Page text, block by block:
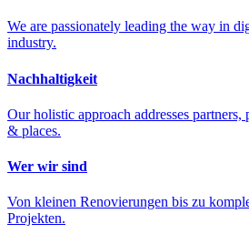
We are passionately leading the way in
industry.
Nachhaltigkeit
Our holistic approach addresses partners,
& places.
Wer wir sind
Von kleinen Renovierungen bis zu
Projekten.